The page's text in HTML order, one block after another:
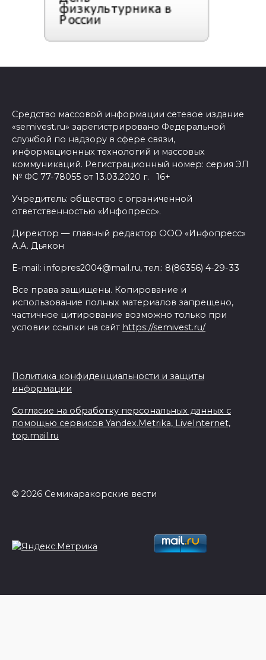
Средство массовой информации сетевое издание
«semivest.ru» зарегистрировано Федеральной
службой по надзору в сфере связи,
информационных технологий и массовых
коммуникаций. Регистрационный номер: серия ЭЛ
№ ФС 77-78055 от 13.03.2020 г. 16+
Учредитель: общество с ограниченной
ответственностью «Инфопресс».
Директор — главный редактор ООО «Инфопресс»
А.А. Дьякон
E-mail: infopres2004@mail.ru, тел.: 8(86356) 4-29-33
Все права защищены. Копирование и
использование полных материалов запрещено,
частичное цитирование возможно только при
условии ссылки на сайт https://semivest.ru/
Политика конфиденциальности и защиты
информации
Согласие на обработку персональных данных с
помощью сервисов Yandex.Metrika, LiveInternet,
top.mail.ru
© 2026 Семикаракорские вести